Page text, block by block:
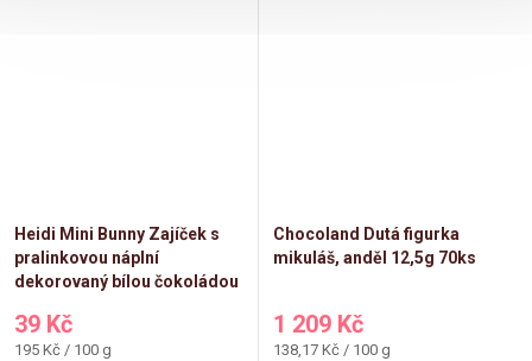
Heidi Mini Bunny Zajíček s
pralinkovou náplní
dekorovaný bílou čokoládou
39 Kč
Měrná
195 Kč / 100 g
Chocoland Dutá figurka
mikuláš, anděl 12,5g 70ks
1 209 Kč
Měrná
138,17 Kč / 100 g